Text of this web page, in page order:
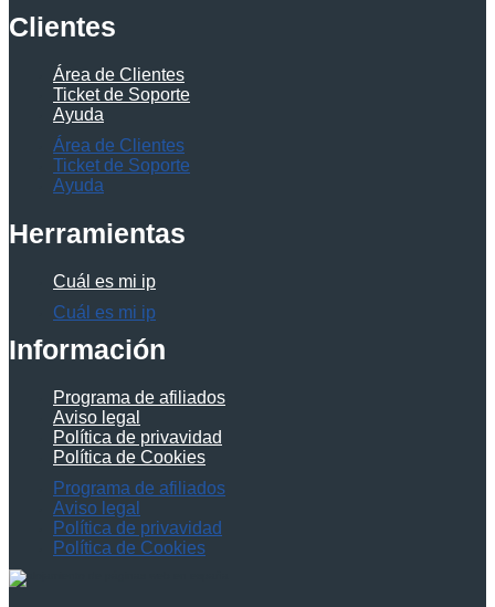
Clientes
Área de Clientes
Ticket de Soporte
Ayuda
Área de Clientes
Ticket de Soporte
Ayuda
Herramientas
Cuál es mi ip
Cuál es mi ip
Información
Programa de afiliados
Aviso legal
Política de privavidad
Política de Cookies
Programa de afiliados
Aviso legal
Política de privavidad
Política de Cookies